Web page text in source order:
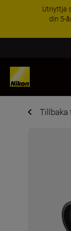
Utnyttja
din 5-
Tillbaka